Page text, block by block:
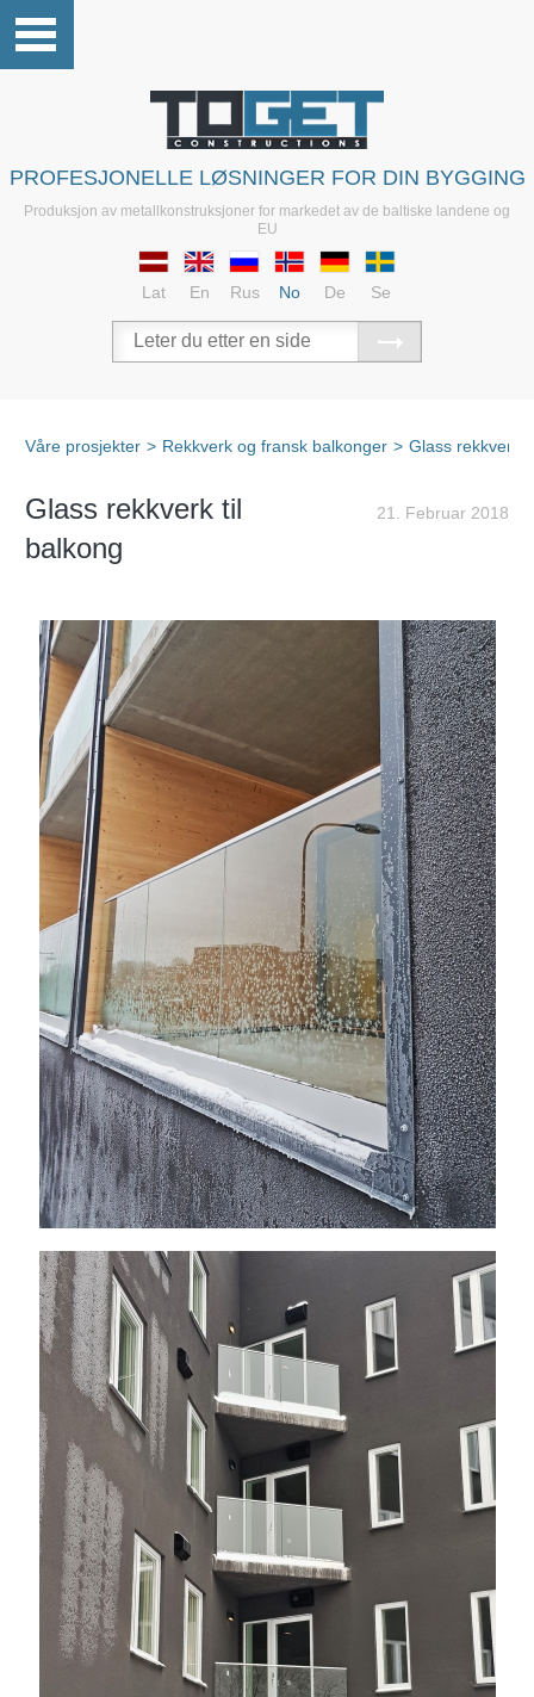
PROFESJONELLE LØSNINGER FOR DIN BYGGING
Produksjon av metallkonstruksjoner for markedet av de baltiske landene og
EU
Lat En Rus No De Se
Våre prosjekter > Rekkverk og fransk balkonger > Glass rekkverk
21. Februar 2018
Glass rekkverk til
balkong